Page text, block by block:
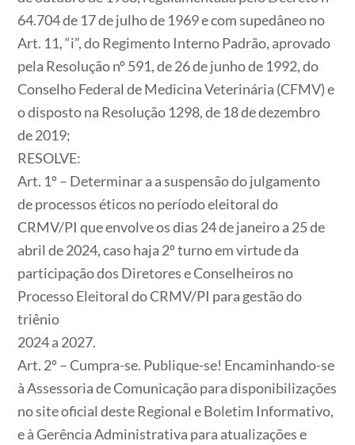
64.704 de 17 de julho de 1969 e com supedâneo no
Art. 11, “i”, do Regimento Interno Padrão, aprovado
pela Resolução nº 591, de 26 de junho de 1992, do
Conselho Federal de Medicina Veterinária (CFMV) e
o disposto na Resolução 1298, de 18 de dezembro
de 2019;
RESOLVE:
Art. 1º – Determinar a a suspensão do julgamento
de processos éticos no período eleitoral do
CRMV/PI que envolve os dias 24 de janeiro a 25 de
abril de 2024, caso haja 2º turno em virtude da
participação dos Diretores e Conselheiros no
Processo Eleitoral do CRMV/PI para gestão do
triênio
2024 a 2027.
Art. 2º – Cumpra-se. Publique-se! Encaminhando-se
à Assessoria de Comunicação para disponibilizações
no site oficial deste Regional e Boletim Informativo,
e à Gerência Administrativa para atualizações e